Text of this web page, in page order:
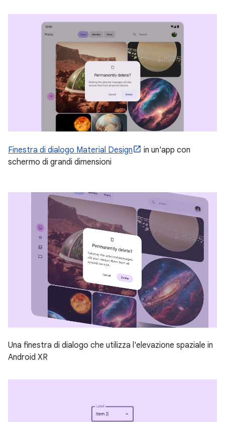
Finestra di dialogo Material Design
in un'app con
schermo di grandi dimensioni
Una finestra di dialogo che utilizza l'elevazione spaziale in
Android XR